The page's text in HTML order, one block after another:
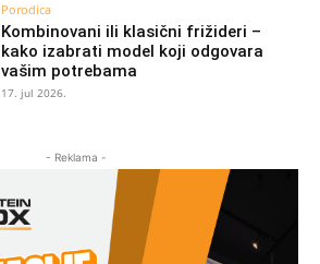
Porodica
Kombinovani ili klasični frižideri –
kako izabrati model koji odgovara
vašim potrebama
17. jul 2026.
- Reklama -